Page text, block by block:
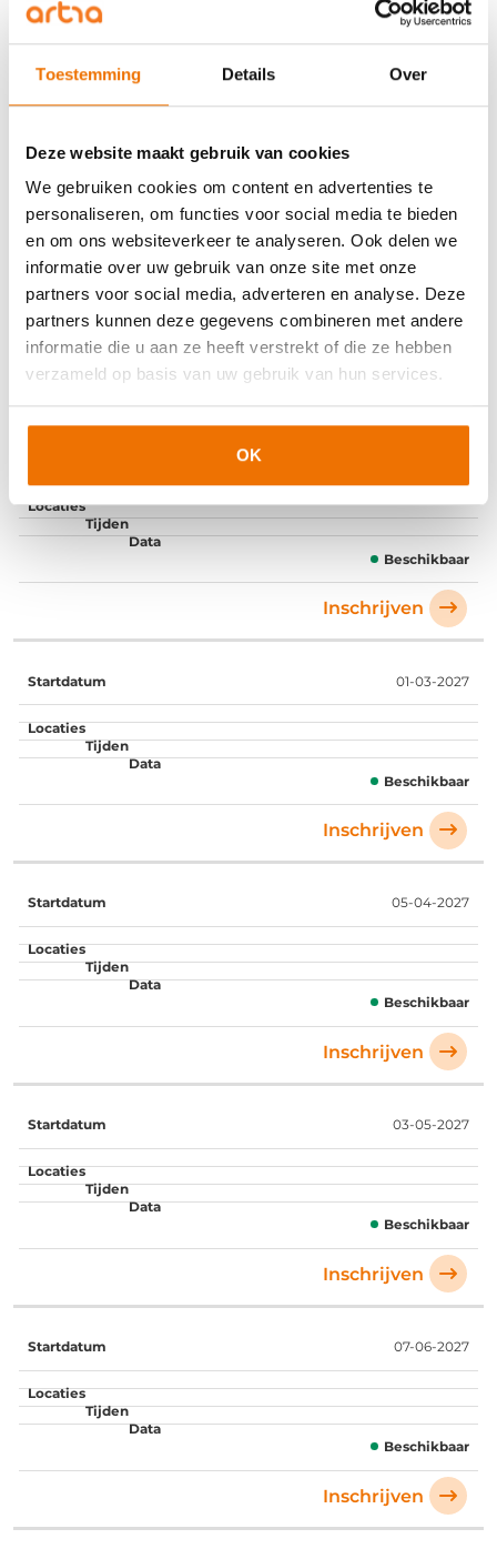
Toestemming Details Over
Deze website maakt gebruik van cookies
We gebruiken cookies om content en advertenties te
personaliseren, om functies voor social media te bieden
en om ons websiteverkeer te analyseren. Ook delen we
informatie over uw gebruik van onze site met onze
partners voor social media, adverteren en analyse. Deze
partners kunnen deze gegevens combineren met andere
informatie die u aan ze heeft verstrekt of die ze hebben
verzameld op basis van uw gebruik van hun services.
OK
07-12-2026
Inschrijven
04-01-2027
Inschrijven
Beschikbaar
Inschrijven
01-03-2027
Beschikbaar
Inschrijven
05-04-2027
Beschikbaar
Inschrijven
03-05-2027
Beschikbaar
Inschrijven
07-06-2027
Beschikbaar
Inschrijven